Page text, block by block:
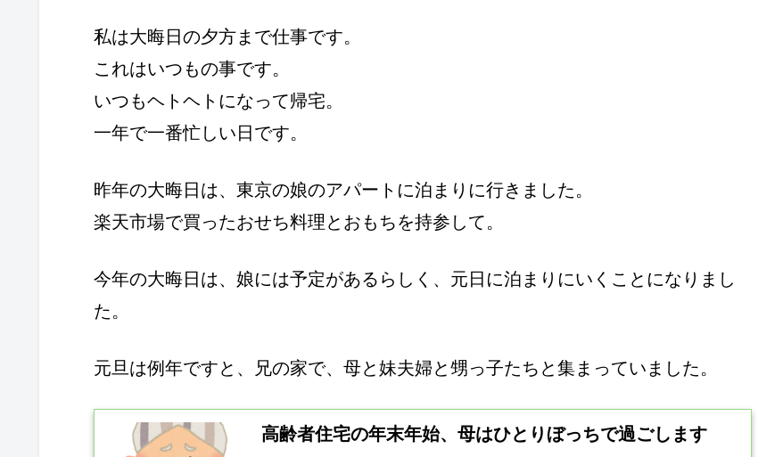
私は大晦日の夕方まで仕事です。
これはいつもの事です。
いつもヘトヘトになって帰宅。
一年で一番忙しい日です。
昨年の大晦日は、東京の娘のアパートに泊まりに行きました。
楽天市場で買ったおせち料理とおもちを持参して。
今年の大晦日は、娘には予定があるらしく、元日に泊まりにいくことになりまし
た。
元旦は例年ですと、兄の家で、母と妹夫婦と甥っ子たちと集まっていました。
高齢者住宅の年末年始、母はひとりぼっちで過ごします